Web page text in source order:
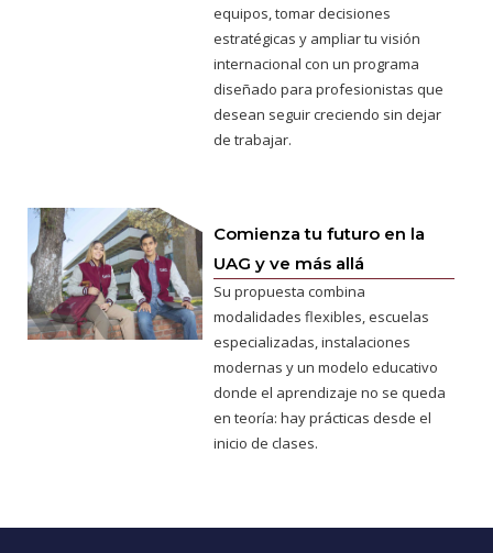
equipos, tomar decisiones
estratégicas y ampliar tu visión
internacional con un programa
diseñado para profesionistas que
desean seguir creciendo sin dejar
de trabajar.
Comienza tu futuro en la
UAG y ve más allá
Su propuesta combina
modalidades flexibles, escuelas
especializadas, instalaciones
modernas y un modelo educativo
donde el aprendizaje no se queda
en teoría: hay prácticas desde el
inicio de clases.